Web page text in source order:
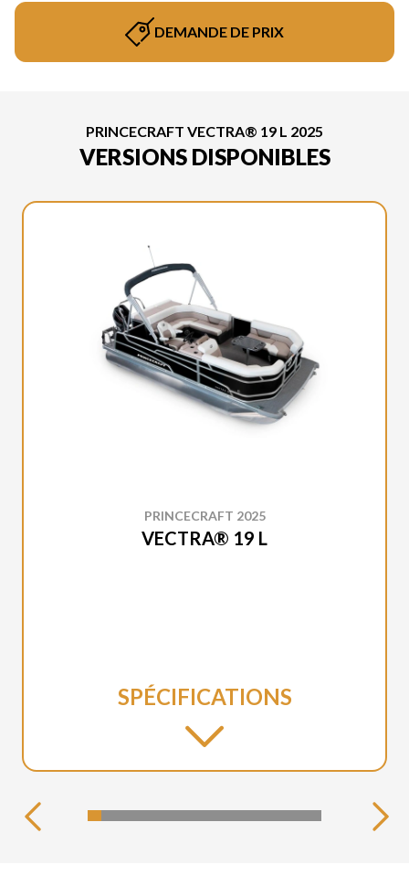
DEMANDE DE PRIX
PRINCECRAFT VECTRA® 19 L 2025
VERSIONS DISPONIBLES
PRINCECRAFT 2025
VECTRA® 19 L
SPÉCIFICATIONS